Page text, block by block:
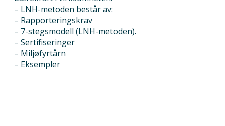
– LNH-metoden består av:
– Rapporteringskrav
– 7-stegsmodell (LNH-metoden).
– Sertifiseringer
– Miljøfyrtårn
– Eksempler